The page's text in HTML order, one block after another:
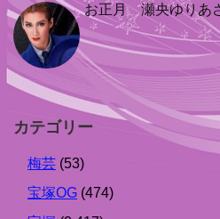
お正月 瀬央ゆりあ
カテゴリー
梅芸 (53)
宝塚OG (474)